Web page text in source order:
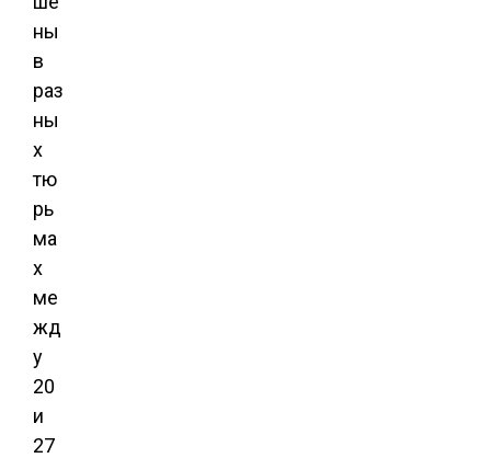
ны
в
раз
ны
х
тю
рь
ма
х
ме
жд
у
20
и
27